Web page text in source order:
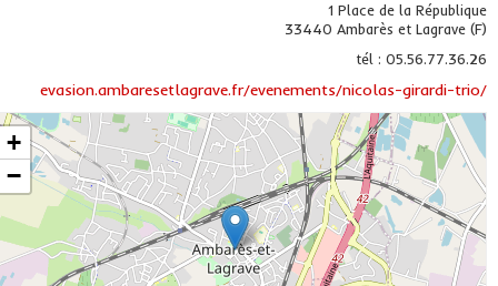
1 Place de la République
33440 Ambarès et Lagrave (F)
tél : 05.56.77.36.26
evasion.ambaresetlagrave.fr/evenements/nicolas-girardi-trio/
+
−